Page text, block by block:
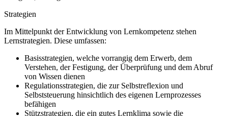
Strategien
Im Mittelpunkt der Entwicklung von Lernkompetenz stehen
Lernstrategien. Diese umfassen:
Basisstrategien, welche vorrangig dem Erwerb, dem
Verstehen, der Festigung, der Überprüfung und dem Abruf
von Wissen dienen
Regulationsstrategien, die zur Selbstreflexion und
Selbststeuerung hinsichtlich des eigenen Lernprozesses
befähigen
Stützstrategien, die ein gutes Lernklima sowie die